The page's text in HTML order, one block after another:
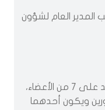
المدير العام لشؤون
تكون برئاسة المدير العام وعدد لا يزيد على 7 من الأعضاء،
ويكون أحدهما